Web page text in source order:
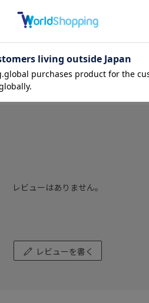
商品レビュー
REVIEW
レビューはありません。
レビューを書く